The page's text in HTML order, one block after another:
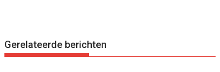
Gerelateerde berichten